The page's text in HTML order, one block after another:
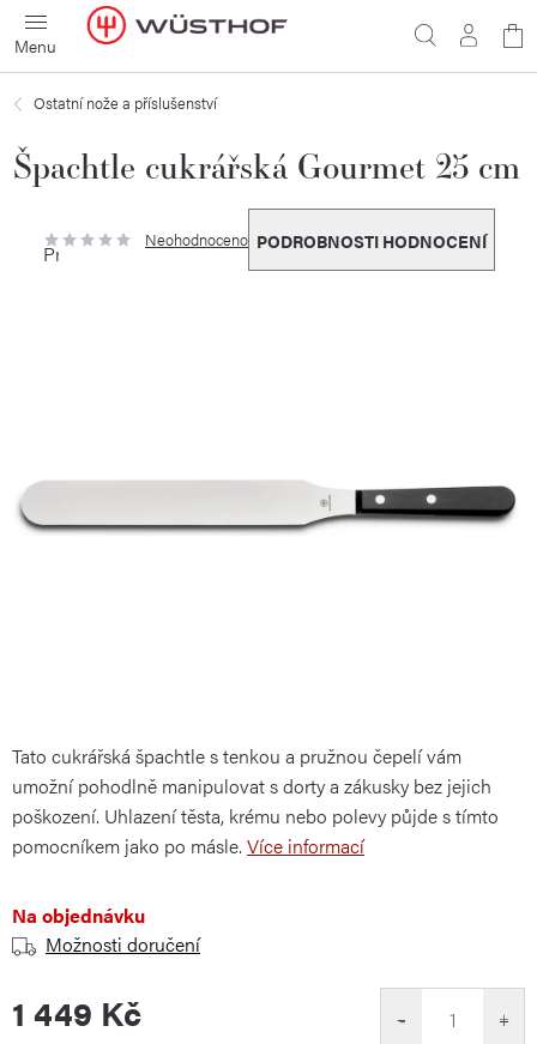
Přejít
na
obsah
Ostatní nože a příslušenství
Špachtle cukrářská Gourmet 25 cm
Průměrné
hodnocení
Neohodnoceno PODROBNOSTI HODNOCENÍ
Tato cukrářská špachtle s tenkou a pružnou čepelí vám
umožní pohodlně manipulovat s dorty a zákusky bez jejich
poškození. Uhlazení těsta, krému nebo polevy půjde s tímto
pomocníkem jako po másle. Více informací
Na objednávku
Možnosti doručení
1 449 Kč +
−